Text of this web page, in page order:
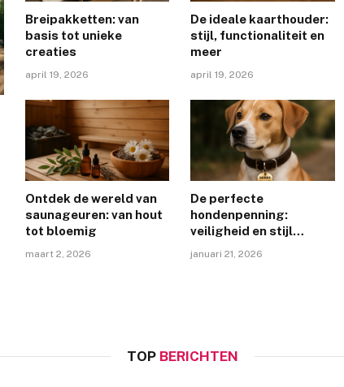
Breipakketten: van
basis tot unieke
creaties
april 19, 2026
De ideale kaarthouder:
stijl, functionaliteit en
meer
april 19, 2026
Ontdek de wereld van
saunageuren: van hout
tot bloemig
maart 2, 2026
De perfecte
hondenpenning:
veiligheid en stijl
januari 21, 2026
TOPBERICHTEN